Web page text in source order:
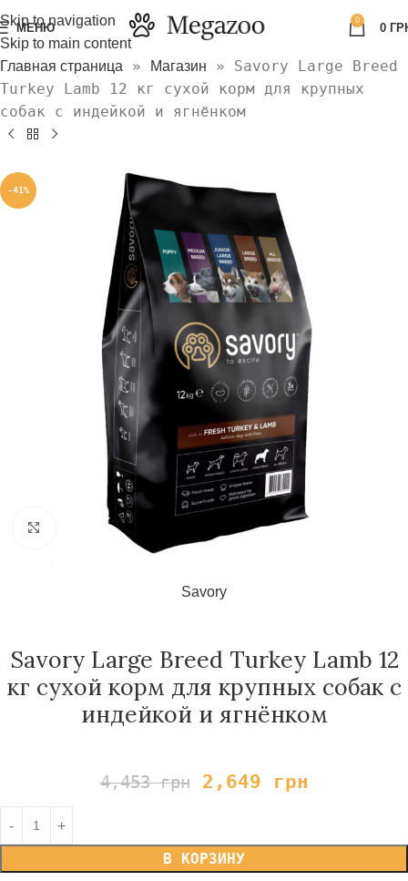
Skip to navigation
Skip to main content
МЕНЮ
0
0
Главная страница » Магазин » Savory Large Breed
Turkey Lamb 12 кг сухой корм для крупных
собак с индейкой и ягнёнком
-41%
Нажмите, чтобы увеличить
Savory
Savory Large Breed Turkey Lamb 12
кг сухой корм для крупных собак с
индейкой и ягнёнком
4,453грн 2,649 грн
В КОРЗИНУ